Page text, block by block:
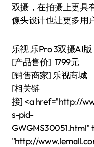
双摄，在拍摄上更具
像头设计也让更多用
乐视 乐Pro 3双摄AI版
[产品售价] 1799元
[销售商家] 乐视商城
[相关链
接] <a href="http://
s-pid-
GWGMS30051.html"
"http://